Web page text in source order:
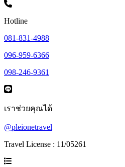
Hotline
081-831-4988
096-959-6366
098-246-9361
เราช่วยคุณได้
@pleionetravel
Travel License : 11/05261